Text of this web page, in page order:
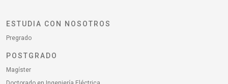
ESTUDIA CON NOSOTROS
Pregrado
POSTGRADO
Magíster